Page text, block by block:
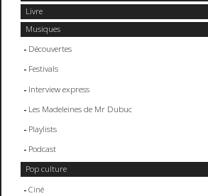
Livre
Musiques
Découvertes
Festivals
Interview express
Les Madeleines de Mr Dubuc
Playlists
Podcast
Pop culture
Ciné